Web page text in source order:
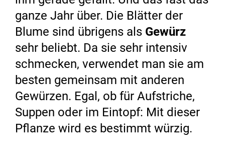
ganze Jahr über. Die Blätter der
Blume sind übrigens als Gewürz
sehr beliebt. Da sie sehr intensiv
schmecken, verwendet man sie am
besten gemeinsam mit anderen
Gewürzen. Egal, ob für Aufstriche,
Suppen oder im Eintopf: Mit dieser
Pflanze wird es bestimmt würzig.